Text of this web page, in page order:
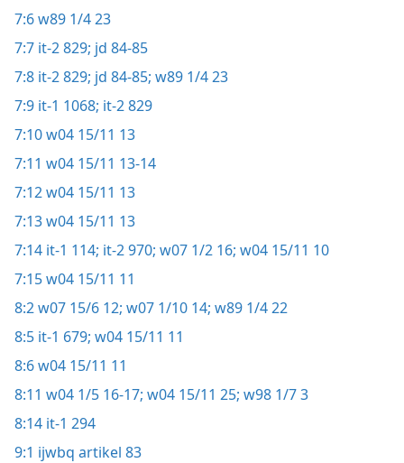
7:6w89 1/4 23
7:7 it-2 829; jd 84-85
7:8 it-2 829; jd 84-85; w89 1/4 23
7:9 it-1 1068; it-2 829
7:10w04 15/11 13
7:11 w04 15/11 13-14
7:12w04 15/11 13
7:13w04 15/11 13
7:14 it-1 114; it-2 970; w07 1/2 16; w04 15/11 10
7:15w04 15/11 11
8:2w07 15/6 12; w07 1/10 14; w89 1/4 22
8:5 it-1 679; w04 15/11 11
8:6w04 15/11 11
8:11 w04 1/5 16-17; w04 15/11 25; w98 1/7 3
8:14 it-1 294
9:1 ijwbq artikel 83